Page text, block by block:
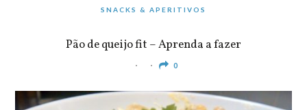
SNACKS & APERITIVOS
Pão de queijo fit – Aprenda a fazer
0